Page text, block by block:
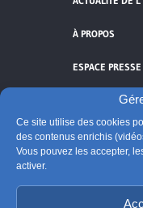
Ce site utilise des cookies
des contenus enrichis
Vous pouvez les accepter,
activer.
À PROPOS
ESPACE
Cliquez
vidéos et